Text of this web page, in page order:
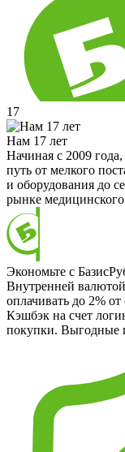
17
Нам 17 лет
Начиная с 2009
путь от мелкого
и оборудования до
рынке
Экономьте с
Внутренней
оплачивать до 2%
Кэшбэк на счет
покупки. Выгодные